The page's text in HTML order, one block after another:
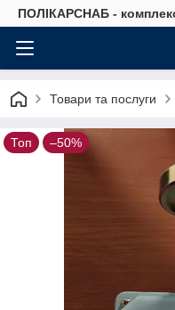
ПОЛІКАРСНАБ -
Товари та послуги
Топ –50%